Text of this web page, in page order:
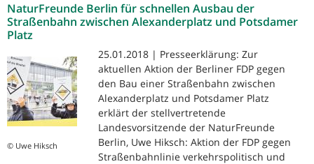
NaturFreunde Berlin für schnellen Ausbau der
Straßenbahn zwischen Alexanderplatz und Potsdamer
Platz
© Uwe Hiksch
25.01.2018 | Presseerklärung: Zur
aktuellen Aktion der Berliner FDP gegen
den Bau einer Straßenbahn zwischen
Alexanderplatz und Potsdamer Platz
erklärt der stellvertretende
Landesvorsitzende der NaturFreunde
Berlin, Uwe Hiksch: Aktion der FDP gegen
Straßenbahnlinie verkehrspolitisch und